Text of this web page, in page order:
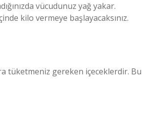
vücudunuz yağ yakar.
kilo vermeye başlayacaksınız.
tüketmeniz gereken içeceklerdir. Bu